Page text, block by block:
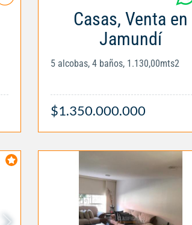
Casas, Venta en
Jamundí
5 alcobas, 4 baños, 1.130,00mts2
$1.350.000.000